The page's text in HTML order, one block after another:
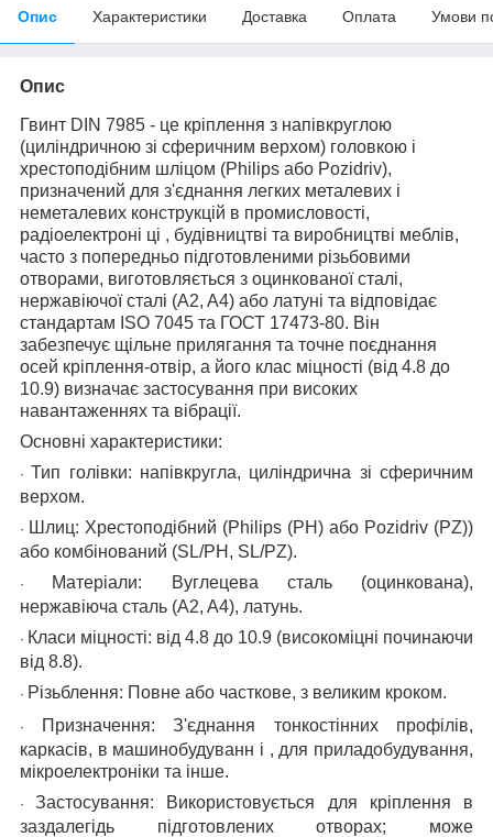
Опис Характеристики Доставка Оплата Умови
Опис
Гвинт DIN 7985 - це кріплення з напівкруглою
(циліндричною зі сферичним верхом) головкою і
хрестоподібним шліцом (Philips або Pozidriv),
призначений для з'єднання легких металевих і
неметалевих конструкцій в промисловості,
радіоелектроні ці , будівництві та виробництві меблів,
часто з попередньо підготовленими різьбовими
отворами, виготовляється з оцинкованої сталі,
нержавіючої сталі (A2, A4) або латуні та відповідає
стандартам ISO 7045 та ГОСТ 17473-80. Він
забезпечує щільне прилягання та точне поєднання
осей кріплення-отвір, а його клас міцності (від 4.8 до
10.9) визначає застосування при високих
навантаженнях та вібрації.
Основні характеристики:
· Тип голівки: напівкругла, циліндрична зі сферичним
верхом.
· Шлиц: Хрестоподібний (Philips (PH) або Pozidriv (PZ))
або комбінований (SL/PH, SL/PZ).
· Матеріали:
Вуглецева сталь (оцинкована),
нержавіюча сталь (A2, A4), латунь.
· Класи міцності: від 4.8 до 10.9 (високоміцні починаючи
від 8.8).
· Різьблення: Повне або часткове, з великим кроком.
· Призначення:
З'єднання тонкостінних профілів,
каркасів, в машинобудуванн і , для приладобудування,
мікроелектроніки та інше.
· Застосування:
Використовується для кріплення в
заздалегідь підготовлених отворах; може